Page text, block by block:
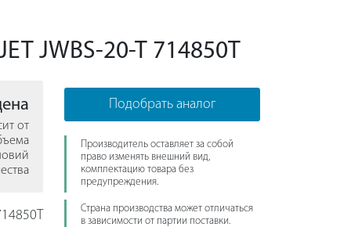
JWBS-20-T 714850T
от
Подобрать аналог
Производитель оставляет за собой
право изменять внешний вид,
комплектацию товара без
предупреждения.
Страна производства может отличаться
в зависимости от партии поставки.